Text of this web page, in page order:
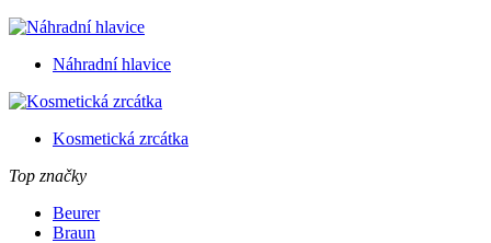
Náhradní hlavice
Kosmetická zrcátka
Top značky
Beurer
Braun